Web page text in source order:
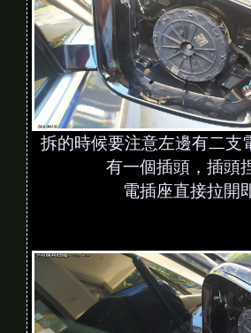
拆的時候要注意左邊有二支
有一個插頭，插頭
電插座直接拉開